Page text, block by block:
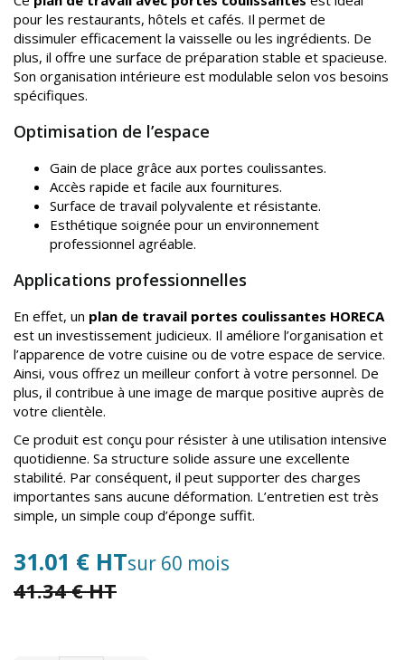
pour les restaurants, hôtels et cafés. Il permet de
dissimuler efficacement la vaisselle ou les ingrédients. De
plus, il offre une surface de préparation stable et spacieuse.
Son organisation intérieure est modulable selon vos besoins
spécifiques.
Optimisation de l’espace
Gain de place grâce aux portes coulissantes.
Accès rapide et facile aux fournitures.
Surface de travail polyvalente et résistante.
Esthétique soignée pour un environnement
professionnel agréable.
Applications professionnelles
En effet, un plan de travail portes coulissantes HORECA
est un investissement judicieux. Il améliore l’organisation et
l’apparence de votre cuisine ou de votre espace de service.
Ainsi, vous offrez un meilleur confort à votre personnel. De
plus, il contribue à une image de marque positive auprès de
votre clientèle.
Ce produit est conçu pour résister à une utilisation intensive
quotidienne. Sa structure solide assure une excellente
stabilité. Par conséquent, il peut supporter des charges
importantes sans aucune déformation. L’entretien est très
simple, un simple coup d’éponge suffit.
31.01 € HTsur 60 mois
41.34 € HT